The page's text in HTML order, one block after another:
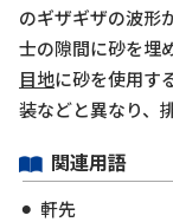
のギザギザの波形
士の隙間に砂を埋
目地に砂を使用す
装などと異なり、
関連用語
軒先